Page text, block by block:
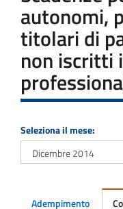
autonomi,
titolari di
non iscritti
Seleziona il mese:
Adempimento